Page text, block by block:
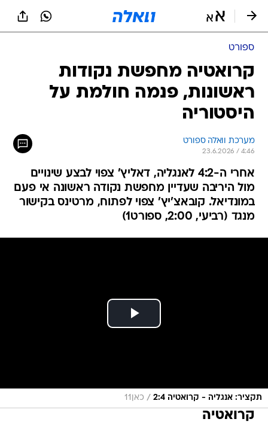
ספורט
קרואטיה מחפשת נקודות
ראשונות, פנמה חולמת על
היסטוריה
מערכת וואלה ספורט
23.6.2026 / 4:46
אחרי ה-4:2 לאנגליה, דאליץ' צפוי לבצע שינויים
מול היריבה שעדיין מחפשת נקודה ראשונה אי פעם
במונדיאל. קובאצ'יץ' צפוי לפתוח, מרטינס בקישור
מנגד (רביעי, 2:00, ספורט1)
תקציר: אנגליה - קרואטיה 2:4 / כאן11
קרואטיה